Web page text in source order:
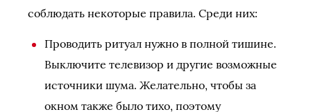
соблюдать некоторые правила. Среди них:
Проводить ритуал нужно в полной тишине.
Выключите телевизор и другие возможные
источники шума. Желательно, чтобы за
окном также было тихо, поэтому